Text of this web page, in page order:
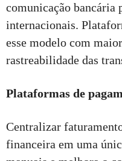
comunicação bancária
internacionais.
esse modelo com
rastreabilidade das
Plataformas de
Centralizar
financeira em uma